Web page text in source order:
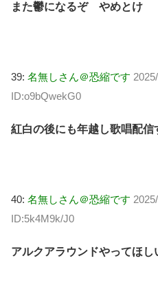
また鬱になるぞ やめとけ
39: 名無しさん＠恐縮です
ID:o9bQwekG0
紅白の後にも年越し歌唱配
40: 名無しさん＠恐縮です
ID:5k4M9k/J0
アルクアラウンドやってほし